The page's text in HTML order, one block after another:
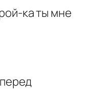
ка ты мне